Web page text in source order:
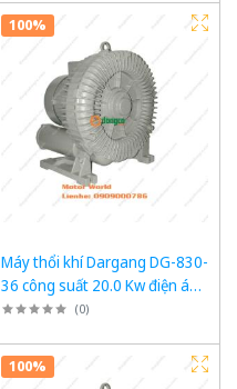
100%
Máy thổi khí Dargang DG-830-
36 công suất 20.0 Kw điện áp
3 pha 380VAC, 50Hz
(0)
100%